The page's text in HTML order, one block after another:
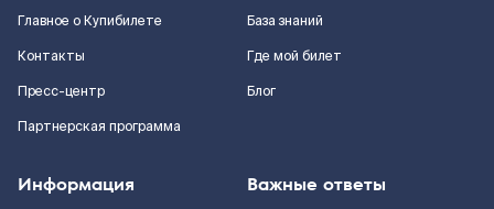
Главное о Купибилете
Контакты
Пресс-центр
Партнерская программа
База знаний
Где мой билет
Блог
Информация Важные ответы